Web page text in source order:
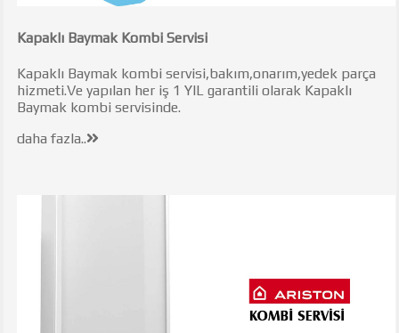
Kapaklı Baymak Kombi Servisi
Kapaklı Baymak kombi servisi,bakım,onarım,yedek parça
hizmeti.Ve yapılan her iş 1 YIL garantili olarak Kapaklı
Baymak kombi servisinde.
daha fazla..